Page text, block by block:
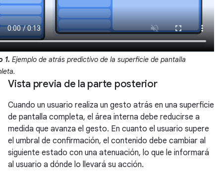
1. Ejemplo de atrás predictivo de la superficie de pantalla
Vista previa de la parte posterior
Cuando un usuario realiza un gesto atrás en una superficie
de pantalla completa, el área interna debe reducirse a
medida que avanza el gesto. En cuanto el usuario supere
el umbral de confirmación, el contenido debe cambiar al
siguiente estado con una atenuación, lo que le informará
al usuario a dónde lo llevará su acción.